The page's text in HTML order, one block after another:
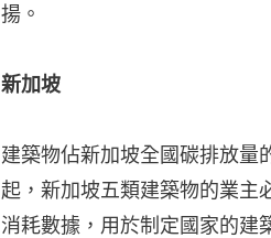
揚。
新加坡
建築物佔新加坡全國碳排放量
起，新加坡五類建築物的業主
消耗數據，用於制定國家的建